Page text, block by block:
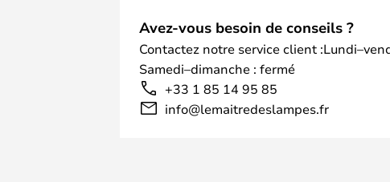
Avez-vous besoin de conseils ?
Contactez notre service client
Samedi–dimanche : fermé
+33 1 85 14 95 85
info@lemaitredeslampes.fr